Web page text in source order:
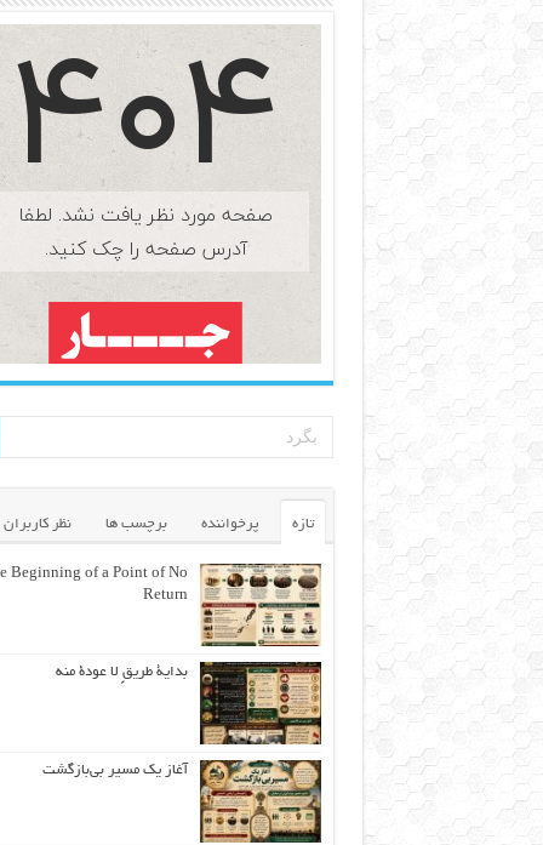
تازه پرخواننده برچسب ها نظر کاربران
Beginning of a Point of No
Return
بداية طريقٍ لا عودة منه
آغاز یک مسیر بی‌بازگشت